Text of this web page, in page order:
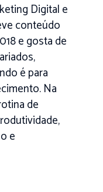
Digital e
conteúdo
e gosta de
é para
Na
de
e